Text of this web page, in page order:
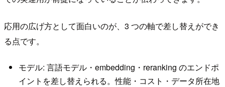
応用の広げ方として面白いのが、3 つの軸で差し替えができ
る点です。
モデル: 言語モデル・embedding・reranking のエンドポ
イントを差し替えられる。性能・コスト・データ所在地